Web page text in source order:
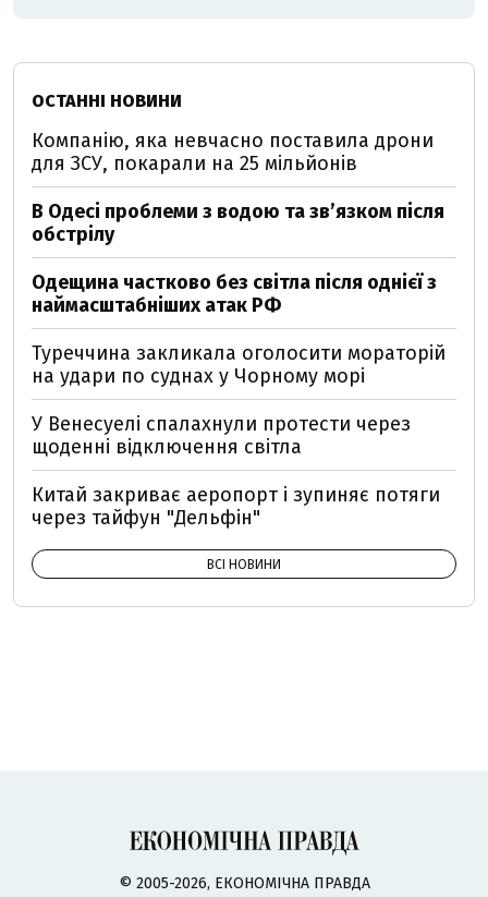
ОСТАННІ НОВИНИ
Компанію, яка невчасно поставила дрони
для ЗСУ, покарали на 25 мільйонів
В Одесі проблеми з водою та звʼязком після
обстрілу
Одещина частково без світла після однієї з
наймасштабніших атак РФ
Туреччина закликала оголосити мораторій
на удари по суднах у Чорному морі
У Венесуелі спалахнули протести через
щоденні відключення світла
Китай закриває аеропорт і зупиняє потяги
через тайфун "Дельфін"
ВСІ НОВИНИ
© 2005-2026, ЕКОНОМІЧНА ПРАВДА